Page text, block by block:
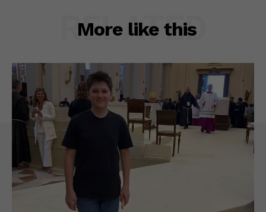
More like this
RELATED